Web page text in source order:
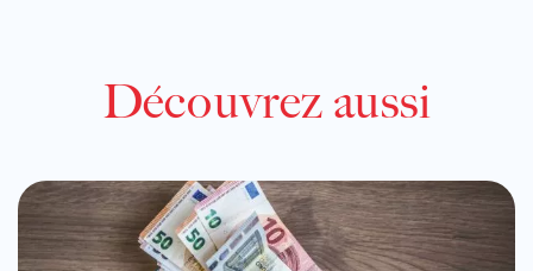
Découvrez aussi